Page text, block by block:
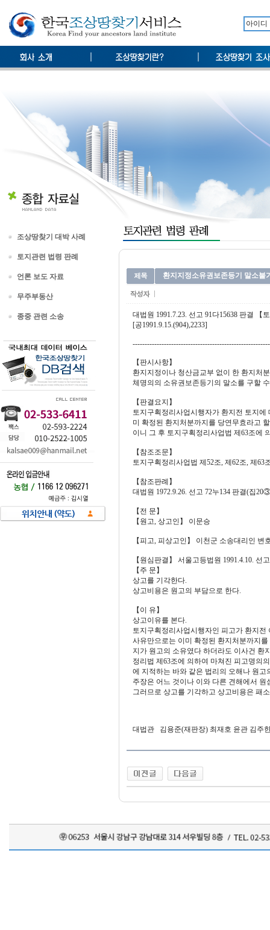
조상땅찾기 대박 사례
토지관련 법령 판례
언론 보도 자료
무주부동산
종중 관련 소송
환지지정소유권보존등기 말소불
대법원 1991.7.23. 선고 91다15638 판결 【
[공1991.9.15.(904),2233]
【판시사항】
환지지정이나 청산금교부 없이 한 환지처
체명의의 소유권보존등기의 말소를 구할
【판결요지】
토지구획정리사업시행자가 환지전 토지
미 확정된 환지처분까지를 당연무효라고
이니 그 후 토지구획정리사업법 제63조에
【참조조문】
토지구획정리사업법 제52조, 제62조, 제63
【참조판례】
대법원 1972.9.26. 선고 72누134 판결(집
【전 문】
【원고, 상고인】 이문승
【피고, 피상고인】 이천군 소송대리인 변
【원심판결】 서울고등법원 1991.4.10. 선
【주 문】
상고를 기각한다.
상고비용은 원고의 부담으로 한다.
【이 유】
상고이유를 본다.
토지구획정리사업시행자인 피고가 환지
사유만으로는 이미 확정된 환지처분까지
지가 원고의 소유였다 하더라도 이사건 환
정리법 제63조에 의하여 마쳐진 피고명의
에 지적하는 바와 같은 법리의 오해나 원
주장은 어느 것이나 이와 다른 견해에서
그러므로 상고를 기각하고 상고비용은 패
대법관 김용준(재판장) 최재호 윤관 김주